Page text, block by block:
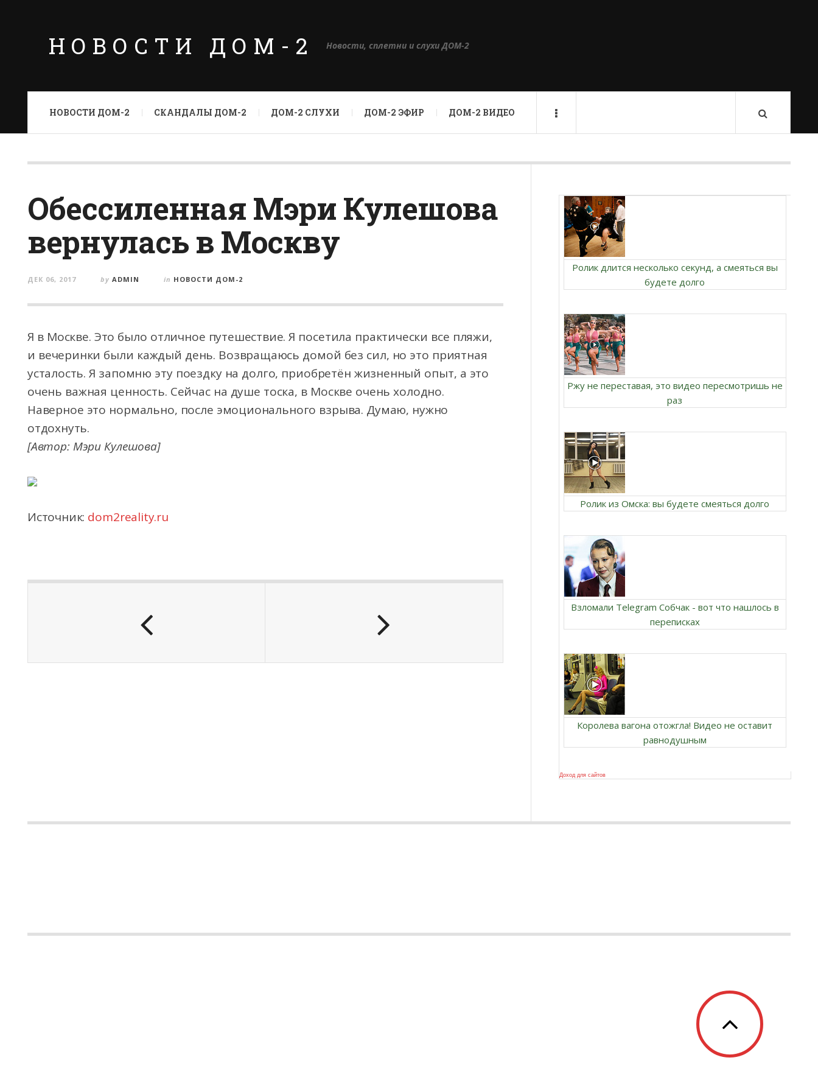
НОВОСТИ ДОМ-2 Новости, сплетни и слухи ДОМ-2
НОВОСТИ ДОМ-2 СКАНДАЛЫ ДОМ-2 ДОМ-2 СЛУХИ ДОМ-2 ЭФИР ДОМ-2 ВИДЕО
Обессиленная Мэри Кулешова
вернулась в Москву
ДЕК 06, 2017 by ADMIN in НОВОСТИ ДОМ-2
Я в Москве. Это было отличное путешествие. Я посетила практически все пляжи,
и вечеринки были каждый день. Возвращаюсь домой без сил, но это приятная
усталость. Я запомню эту поездку на долго, приобретён жизненный опыт, а это
очень важная ценность. Сейчас на душе тоска, в Москве очень холодно.
Наверное это нормально, после эмоционального взрыва. Думаю, нужно
отдохнуть.
[Автор: Мэри Кулешова]
Источник: dom2reality.ru
Ролик длится несколько секунд, а смеяться вы
будете долго
Ржу не переставая, это видео пересмотришь не
раз
Ролик из Омска: вы будете смеяться долго
Взломали Telegram Собчак - вот что нашлось в
переписках
Королева вагона отожгла! Видео не оставит
равнодушным
Доход для сайтов